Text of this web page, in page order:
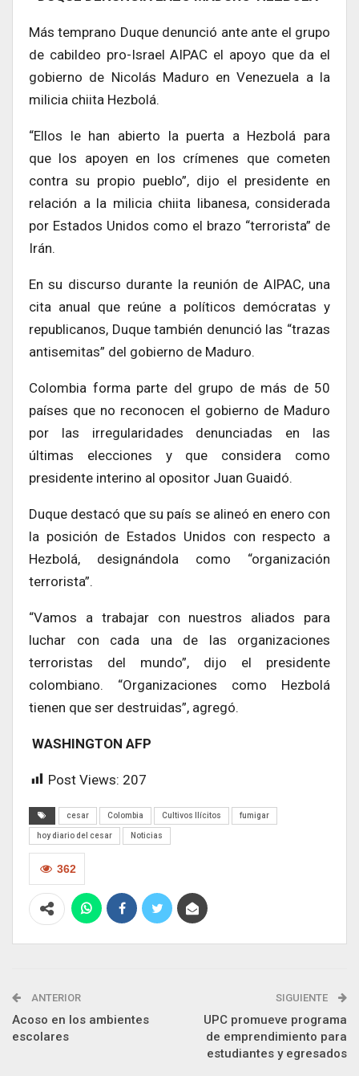
Más temprano Duque denunció ante ante el grupo
de cabildeo pro-Israel AIPAC el apoyo que da el
gobierno de Nicolás Maduro en Venezuela a la
milicia chiita Hezbolá.
“Ellos le han abierto la puerta a Hezbolá para
que los apoyen en los crímenes que cometen
contra su propio pueblo”, dijo el presidente en
relación a la milicia chiita libanesa, considerada
por Estados Unidos como el brazo “terrorista” de
Irán.
En su discurso durante la reunión de AIPAC, una
cita anual que reúne a políticos demócratas y
republicanos, Duque también denunció las “trazas
antisemitas” del gobierno de Maduro.
Colombia forma parte del grupo de más de 50
países que no reconocen el gobierno de Maduro
por las irregularidades denunciadas en las
últimas elecciones y que considera como
presidente interino al opositor Juan Guaidó.
Duque destacó que su país se alineó en enero con
la posición de Estados Unidos con respecto a
Hezbolá, designándola como “organización
terrorista”.
“Vamos a trabajar con nuestros aliados para
luchar con cada una de las organizaciones
terroristas del mundo”, dijo el presidente
colombiano. “Organizaciones como Hezbolá
tienen que ser destruidas”, agregó.
WASHINGTON AFP
Post Views: 207
cesar Colombia Cultivos Ilícitos fumigar
hoy diario del cesar Noticias
362
ANTERIOR
Acoso en los ambientes
escolares
SIGUIENTE
UPC promueve programa
de emprendimiento para
estudiantes y egresados